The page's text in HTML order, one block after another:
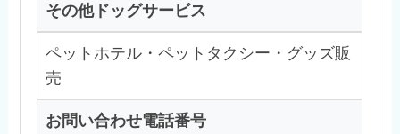
その他ドッグサービス
ペットホテル・ペットタクシー・グッズ販
売
お問い合わせ電話番号